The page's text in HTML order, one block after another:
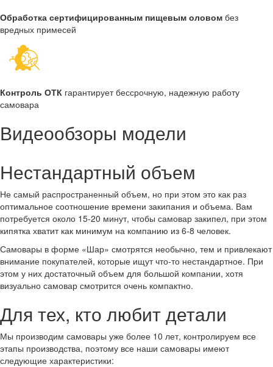
Обработка сертифицированным пищевым оловом без
вредных примесей
Контроль ОТК гарантирует бессрочную, надежную работу
самовара
Видеообзоры модели
Нестандартный объем
Не самый распространенный объем, но при этом это как раз
оптимальное соотношение времени закипания и объема. Вам
потребуется около 15-20 минут, чтобы самовар закипел, при этом
кипятка хватит как минимум на компанию из 6-8 человек.
Самовары в форме «Шар» смотрятся необычно, тем и привлекают
внимание покупателей, которые ищут что-то нестандартное. При
этом у них достаточный объем для большой компании, хотя
визуально самовар смотрится очень компактно.
Для тех, кто любит детали
Мы производим самовары уже более 10 лет, контролируем все
этапы производства, поэтому все наши самовары имеют
следующие характеристики: